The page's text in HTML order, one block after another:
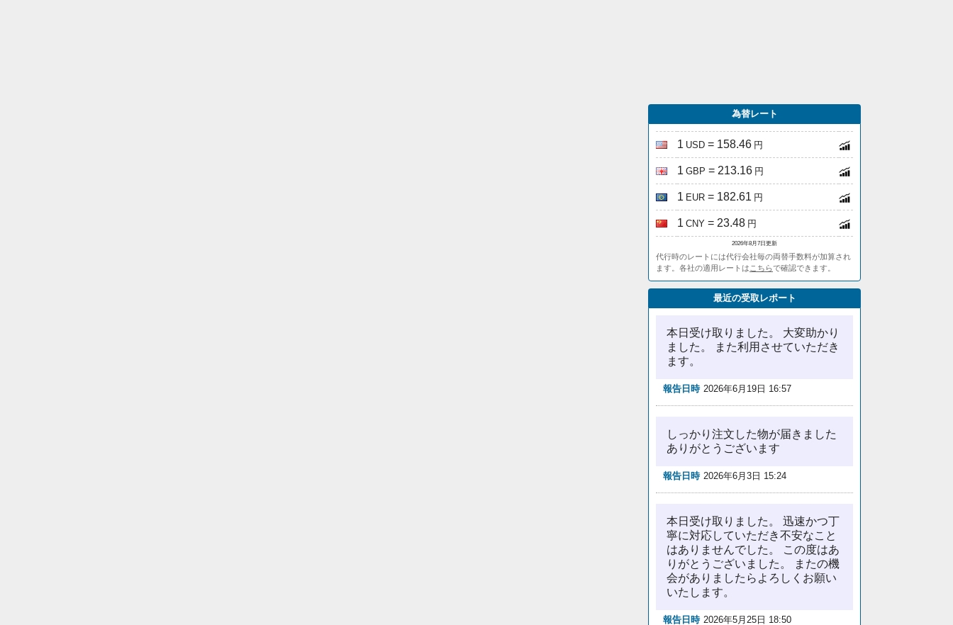
為替レート
1 USD = 158.46 円
1 GBP = 213.16 円
1 EUR = 182.61 円
1 CNY = 23.48 円
2026年8月7日更新
代行時のレートには代行会社毎の両替手数料が加算され
ます。各社の適用レートは こちらで確認できます。
最近の受取レポート
本日受け取りました。 大変助かり
ました。 また利用させていただき
ます。
報告日時 2026年6月19日 16:57
しっかり注文した物が届きました
ありがとうございます
報告日時 2026年6月3日 15:24
本日受け取りました。 迅速かつ丁
寧に対応していただき不安なこと
はありませんでした。 この度はあ
りがとうございました。 またの機
会がありましたらよろしくお願い
いたします。
報告日時 2026年5月25日 18:50